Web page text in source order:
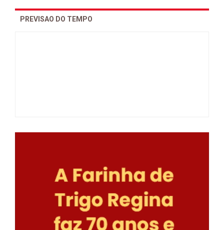
PREVISAO DO TEMPO